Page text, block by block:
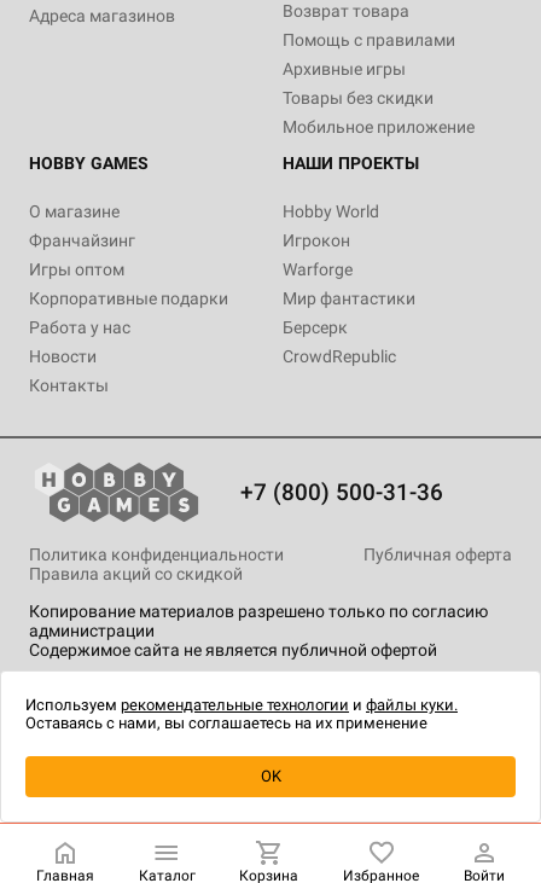
Уведомить о наличии
Адреса магазинов
Возврат товара
Помощь с правилами
Архивные игры
Товары без скидки
Мобильное приложение
HOBBY GAMES
О магазине
Франчайзинг
Игры оптом
Корпоративные подарки
Работа у нас
Новости
Контакты
НАШИ ПРОЕКТЫ
Hobby World
Игрокон
Warforge
Мир фантастики
Берсерк
CrowdRepublic
+7 (800) 500-31-36
Копирование материалов разрешено только по согласию
администрации
Содержимое сайта не является публичной офертой
Политика конфиденциальности
Публичная оферта
Правила акций со скидкой
технологии.
Главная Каталог Корзина Избранное Войти
Используем рекомендательные технологии и файлы куки.
Оставаясь с нами, вы соглашаетесь на их применение
OK